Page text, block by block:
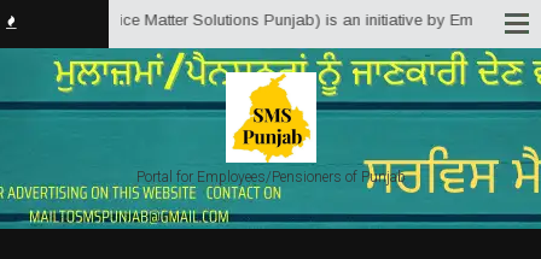
(Service Matter Solutions Punjab) is an initiative by Employees/
Portal for Employees/Pensioners of Punjab